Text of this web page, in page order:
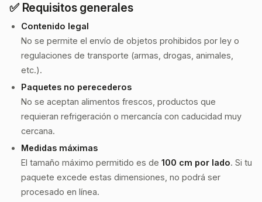
✅ Requisitos generales
Contenido legal
No se permite el envío de objetos prohibidos por ley o
regulaciones de transporte (armas, drogas, animales,
etc.).
Paquetes no perecederos
No se aceptan alimentos frescos, productos que
requieran refrigeración o mercancía con caducidad muy
cercana.
Medidas máximas
El tamaño máximo permitido es de 100 cm por lado. Si tu
paquete excede estas dimensiones, no podrá ser
procesado en línea.